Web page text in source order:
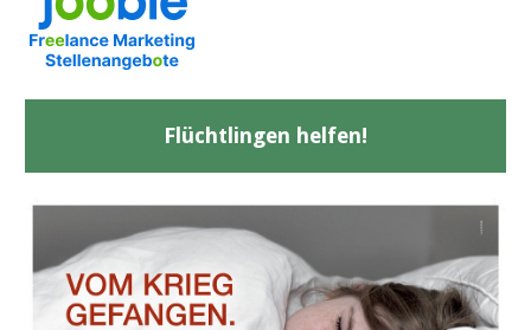
Flüchtlingen helfen!